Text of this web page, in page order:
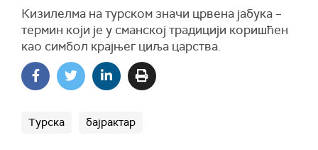
Кизилелма на турском значи црвена јабука –
термин који је у сманској традицији коришћен
као симбол крајњег циља царства.
Турска бајрактар